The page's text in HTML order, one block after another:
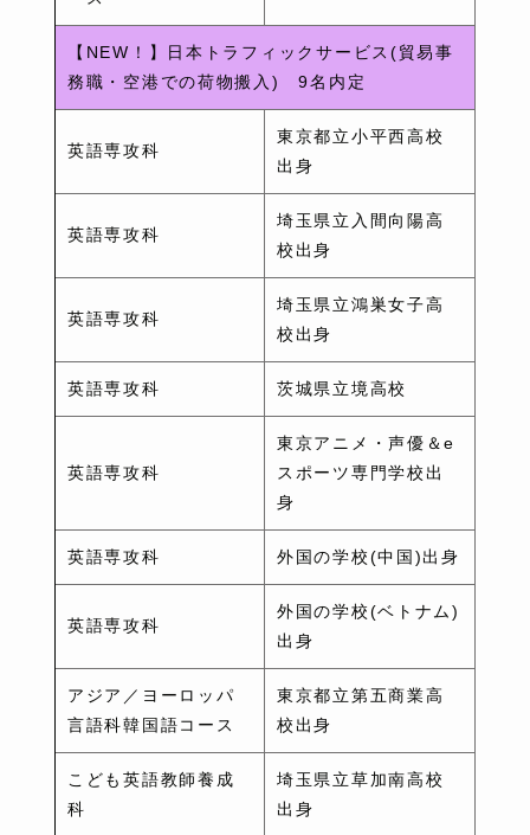
【NEW！】日本トラフィックサービス(貿易事
務職・空港での荷物搬入) 9名内定
英語専攻科
東京都立小平西高校
出身
英語専攻科
埼玉県立入間向陽高
校出身
英語専攻科
埼玉県立鴻巣女子高
校出身
英語専攻科 茨城県立境高校
英語専攻科
東京アニメ・声優＆e
スポーツ専門学校出
身
英語専攻科 外国の学校(中国)出身
英語専攻科
外国の学校(ベトナム)
出身
アジア／ヨーロッパ
言語科韓国語コース
東京都立第五商業高
校出身
こども英語教師養成
科
埼玉県立草加南高校
出身